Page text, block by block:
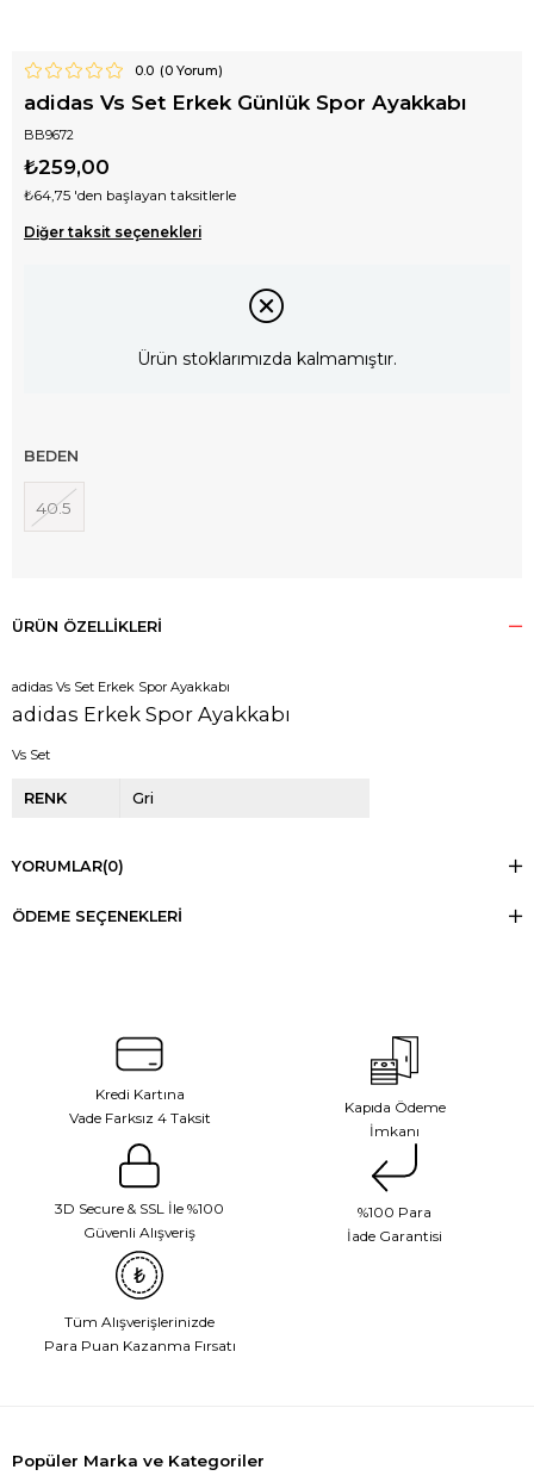
0.0 (0Yorum)
adidas Vs Set Erkek Günlük Spor Ayakkabı
BB9672
₺259,00
₺64,75 'den başlayan taksitlerle
Diğer taksit seçenekleri
Ürün stoklarımızda kalmamıştır.
BEDEN
40.5
ÜRÜN ÖZELLIKLERI
adidas Vs Set Erkek Spor Ayakkabı
adidas Erkek Spor Ayakkabı
Vs Set
RENK Gri
YORUMLAR(0)
ÖDEME SEÇENEKLERI
Kredi Kartına
Vade Farksız 4 Taksit
Kapıda Ödeme
İmkanı
3D Secure & SSL İle %100
Güvenli Alışveriş
%100 Para
İade Garantisi
Tüm Alışverişlerinizde
Para Puan Kazanma Fırsatı
Popüler Marka ve Kategoriler